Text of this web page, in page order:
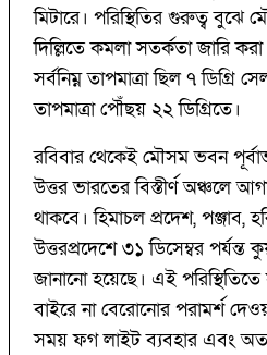
মিটারে। পরিস্থিতির গুরুত্ব
দিল্লিতে কমলা সতর্কতা জারি
সর্বনিম্ন তাপমাত্রা ছিল ৭ ডিগ্রি
তাপমাত্রা পৌঁছয় ২২ ডিগ্রিতে।
রবিবার থেকেই মৌসম ভবন
উত্তর ভারতের বিস্তীর্ণ অঞ্চলে
থাকবে। হিমাচল প্রদেশ, পঞ্জাব,
উত্তরপ্রদেশে ৩১ ডিসেম্বর
জানানো হয়েছে। এই
বাইরে না বেরোনোর পরামর্শ
সময় ফগ লাইট ব্যবহার এবং